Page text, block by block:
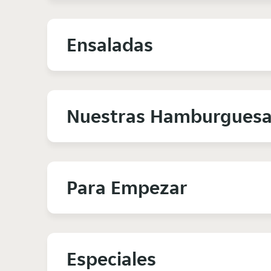
Ensaladas
Nuestras
Para Empezar
Especiales